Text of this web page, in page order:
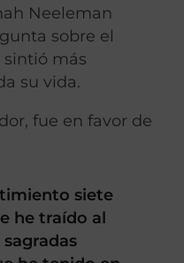
Neeleman
sobre el
más
su vida.
fue en favor de
siete
he traído al